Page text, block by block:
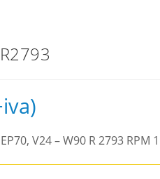
V24 – W90 R 2793 RPM